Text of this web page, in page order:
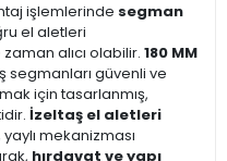
işlemlerinde segman
el aletleri
alıcı olabilir. 180 MM
segmanları güvenli ve
için tasarlanmış,
İzeltaş el aletleri
mekanizması
hırdavat ve yapı